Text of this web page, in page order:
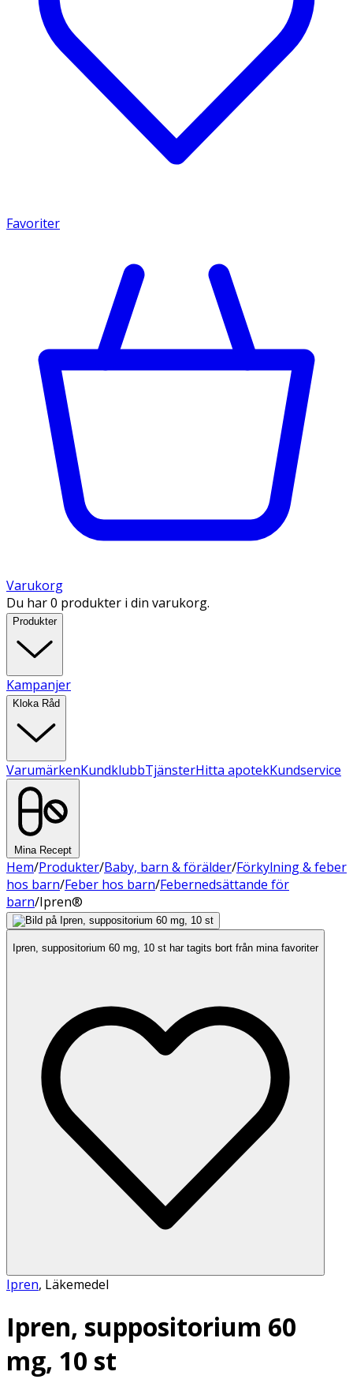
Favoriter
Varukorg
Du har 0 produkter i din varukorg.
Produkter
Kampanjer
Kloka Råd
VarumärkenKundklubbTjänsterHitta apotekKundservice
Mina Recept
Hem/Produkter/Baby, barn & förälder/Förkylning & feber
hos barn/Feber hos barn/Febernedsättande för
barn/Ipren®
Ipren, suppositorium 60 mg, 10 st har tagits bort från mina favoriter
Ipren, Läkemedel
Ipren, suppositorium 60
mg, 10 st